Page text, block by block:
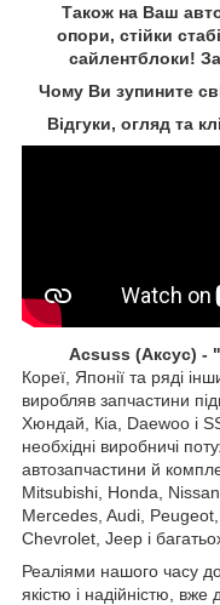
Також на Ваш авто
опори, стійки
сайлентблоки!
Чому Ви зупините
Відгуки, огляд та
Acsuss (Аксус) -
Кореї, Японії та ряді
виробляв запчастини
Хюндай, Кіа, Daewoo і
необхідні виробничі
автозапчастини й
Mitsubishi, Honda,
Mercedes, Audi,
Chevrolet, Jeep і
Реаліями нашого часу
якістю і надійністю,